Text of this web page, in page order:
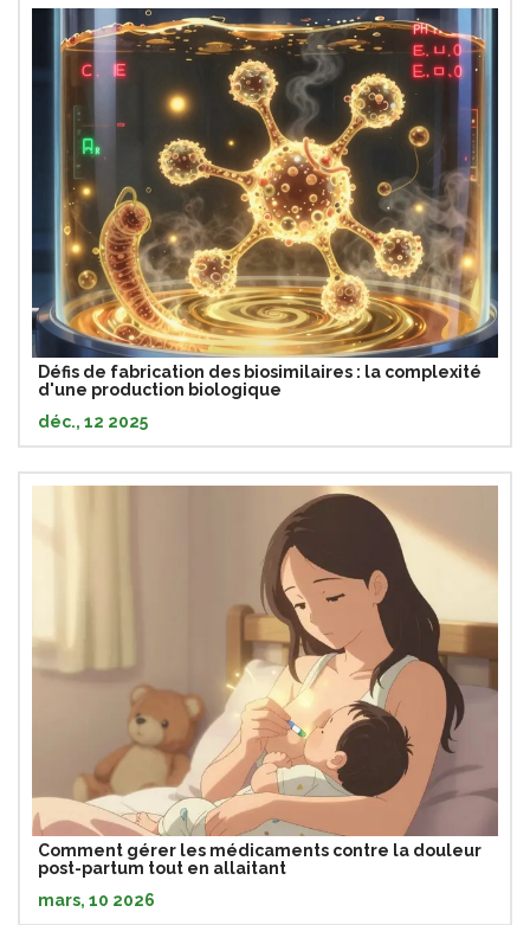
Défis de fabrication des biosimilaires : la complexité
d'une production biologique
déc., 12 2025
Comment gérer les médicaments contre la douleur
post-partum tout en allaitant
mars, 10 2026